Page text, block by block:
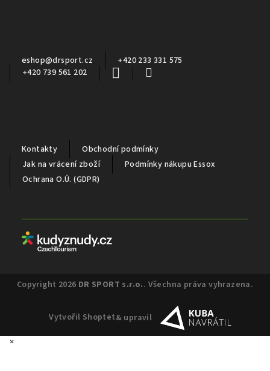
eshop@drsport.cz
+420 233 331 575
+420 739 561 202
Kontakty
Obchodní podmínky
Jak na vrácení zboží
Podmínky nákupu Essox
Ochrana O.Ú. (GDPR)
Copyright 2026 DR SPORT s.r.o.. Všechna práva vyhrazena.
Vytvořil Shoptet& upravil
×